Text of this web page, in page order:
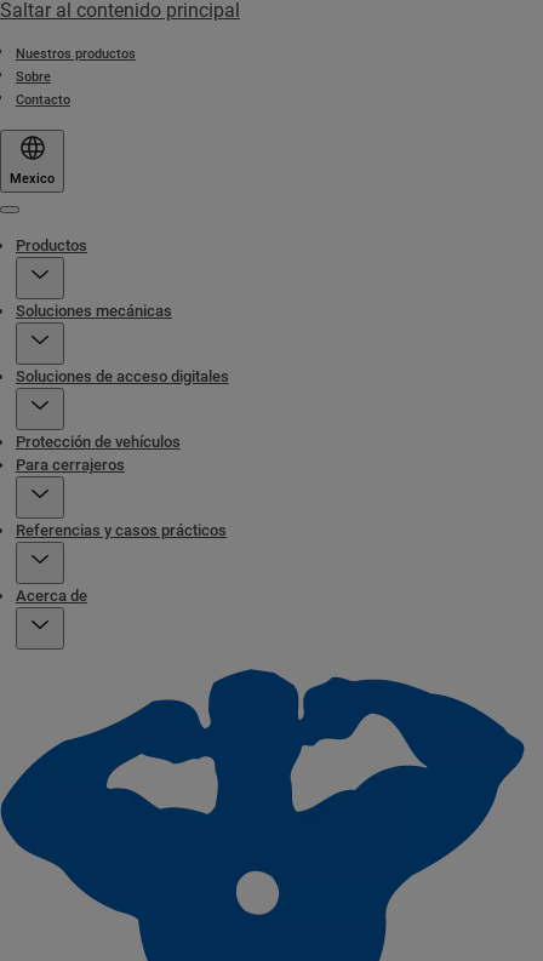
Saltar al contenido principal
Nuestros productos
Sobre
Contacto
Mexico
Productos
Soluciones mecánicas
Soluciones de acceso digitales
Protección de vehículos
Para cerrajeros
Referencias y casos prácticos
Acerca de